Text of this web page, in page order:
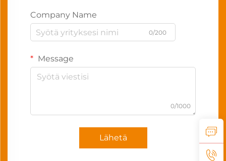
Company Name
0/200
Message
0/1000
Lähetä